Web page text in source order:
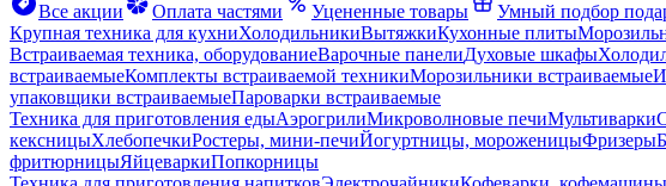
Все акции
Оплата частями Уцененные товары Умный подбор
Крупная техника для кухниХолодильникиВытяжкиКухонные плиты
Встраиваемая техника, оборудованиеВарочные панелиДуховые шкафы
встраиваемыеКомплекты встраиваемой техникиМорозильники встраиваемые
упаковщики встраиваемыеПароварки встраиваемые
Техника для приготовления едыАэрогрилиМикроволновые печиМультиварки
кексницыХлебопечкиРостеры, мини-печиЙогуртницы, мороженицыФризеры
фритюрницыЯйцеваркиПопкорницы